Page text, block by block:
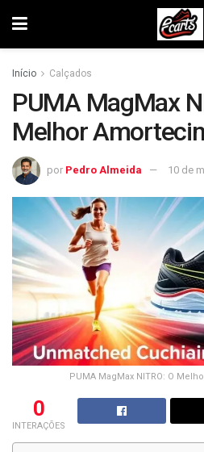
Início Calçados
PUMA MagMax
Melhor
Corredores
por Pedro Almeida 10 de
PUMA MagMax NITRO: O
0
INTERAÇÕES